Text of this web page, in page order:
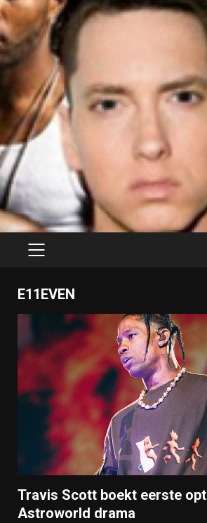
PRIMARY
E11EVEN
Travis Scott boekt eerste
Astroworld drama